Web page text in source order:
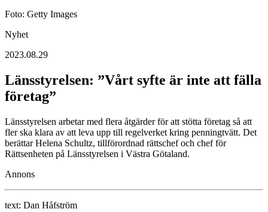
Foto: Getty Images
Nyhet
2023.08.29
Länsstyrelsen: ”Vårt syfte är inte att fälla
företag”
Länsstyrelsen arbetar med flera åtgärder för att stötta företag så att
fler ska klara av att leva upp till regelverket kring penningtvätt. Det
berättar Helena Schultz, tillförordnad rättschef och chef för
Rättsenheten på Länsstyrelsen i Västra Götaland.
Annons
text: Dan Håfström